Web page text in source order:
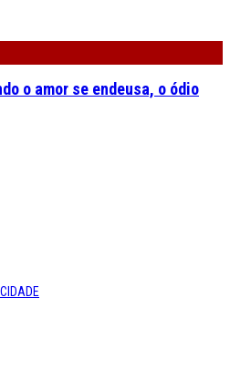
o amor se endeusa, o ódio